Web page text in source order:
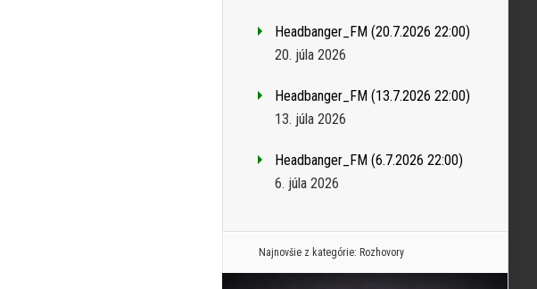
Headbanger_FM (20.7.2026 22:00)
20. júla 2026
Headbanger_FM (13.7.2026 22:00)
13. júla 2026
Headbanger_FM (6.7.2026 22:00)
6. júla 2026
Najnovšie z kategórie: Rozhovory